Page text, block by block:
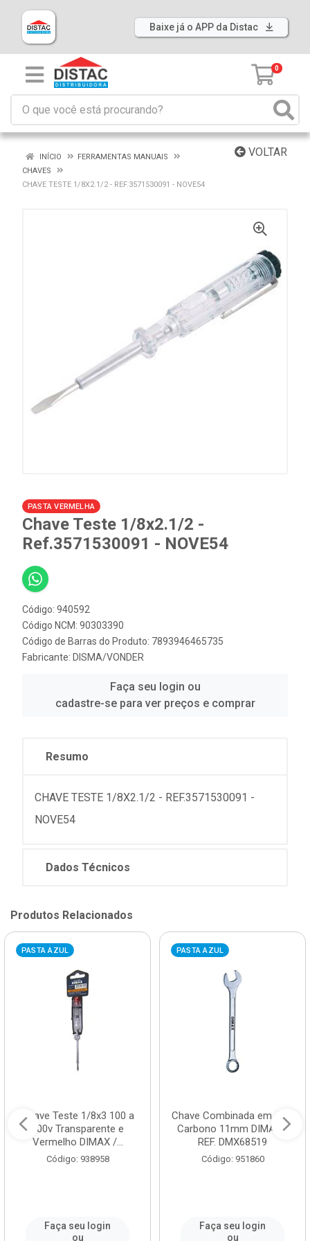
Baixe já o APP da Distac
0
VOLTAR
INÍCIO
FERRAMENTAS MANUAIS
CHAVES
CHAVE TESTE 1/8X2.1/2 - REF.3571530091 - NOVE54
PASTA VERMELHA
Chave Teste 1/8x2.1/2 -
Ref.3571530091 - NOVE54
Código: 940592
Código NCM: 90303390
Código de Barras do Produto: 7893946465735
Fabricante: DISMA/VONDER
Faça seu login ou
cadastre-se para ver preços e comprar
Resumo
CHAVE TESTE 1/8X2.1/2 - REF.3571530091 -
NOVE54
Dados Técnicos
Produtos Relacionados
PASTA AZUL
Chave Teste 1/8x3 100 a
500v Transparente e
Vermelho DIMAX /...
Código: 938958
Faça seu login
ou
PASTA AZUL
Chave Combinada em Aço
Carbono 11mm DIMAX /
REF. DMX68519
Código: 951860
Faça seu login
ou